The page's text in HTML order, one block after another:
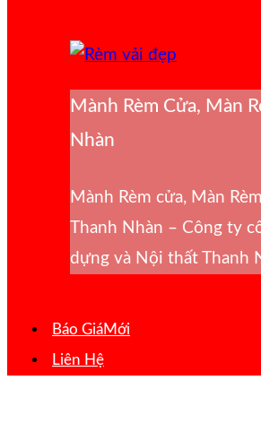
Mành Rèm Cửa, Màn
Nhàn
Mành Rèm cửa, Màn
Thanh Nhàn – Công ty
dựng và Nội thất Thanh
Báo Giá
Liên Hệ